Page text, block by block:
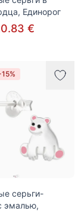
Единорог
€
серьги-
эмалью,